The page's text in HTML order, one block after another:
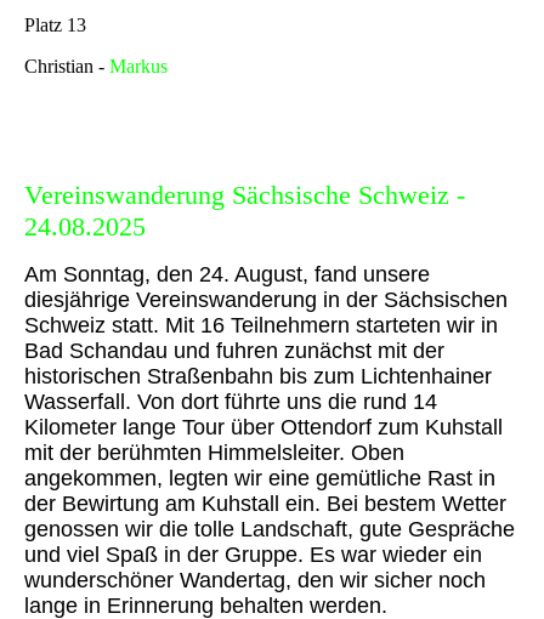
Platz 13
Christian - Markus
Vereinswanderung Sächsische Schweiz -
24.08.2025
Am Sonntag, den 24. August, fand unsere
diesjährige Vereinswanderung in der Sächsischen
Schweiz statt. Mit 16 Teilnehmern starteten wir in
Bad Schandau und fuhren zunächst mit der
historischen Straßenbahn bis zum Lichtenhainer
Wasserfall. Von dort führte uns die rund 14
Kilometer lange Tour über Ottendorf zum Kuhstall
mit der berühmten Himmelsleiter. Oben
angekommen, legten wir eine gemütliche Rast in
der Bewirtung am Kuhstall ein. Bei bestem Wetter
genossen wir die tolle Landschaft, gute Gespräche
und viel Spaß in der Gruppe. Es war wieder ein
wunderschöner Wandertag, den wir sicher noch
lange in Erinnerung behalten werden.